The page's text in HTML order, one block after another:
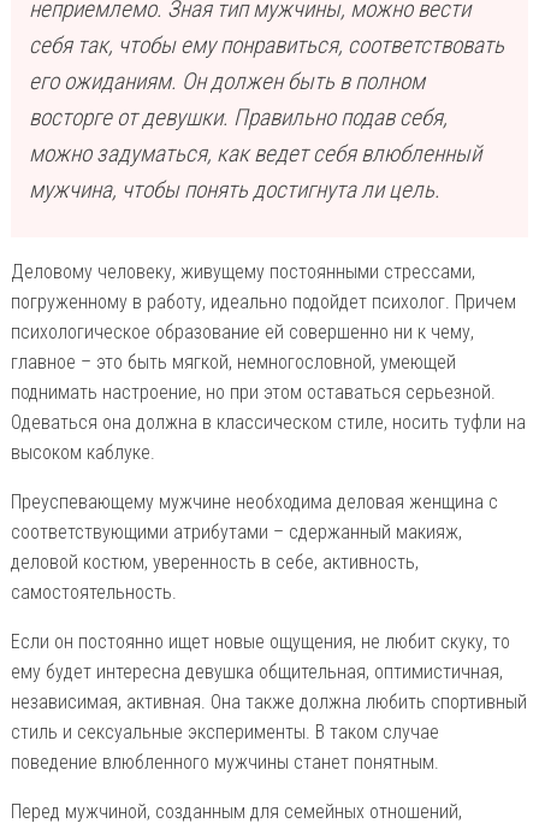
неприемлемо. Зная тип мужчины, можно вести
себя так, чтобы ему понравиться, соответствовать
его ожиданиям. Он должен быть в полном
восторге от девушки. Правильно подав себя,
можно задуматься, как ведет себя влюбленный
мужчина, чтобы понять достигнута ли цель.
Деловому человеку, живущему постоянными стрессами,
погруженному в работу, идеально подойдет психолог. Причем
психологическое образование ей совершенно ни к чему,
главное – это быть мягкой, немногословной, умеющей
поднимать настроение, но при этом оставаться серьезной.
Одеваться она должна в классическом стиле, носить туфли на
высоком каблуке.
Преуспевающему мужчине необходима деловая женщина с
соответствующими атрибутами – сдержанный макияж,
деловой костюм, уверенность в себе, активность,
самостоятельность.
Если он постоянно ищет новые ощущения, не любит скуку, то
ему будет интересна девушка общительная, оптимистичная,
независимая, активная. Она также должна любить спортивный
стиль и сексуальные эксперименты. В таком случае
поведение влюбленного мужчины станет понятным.
Перед мужчиной, созданным для семейных отношений,